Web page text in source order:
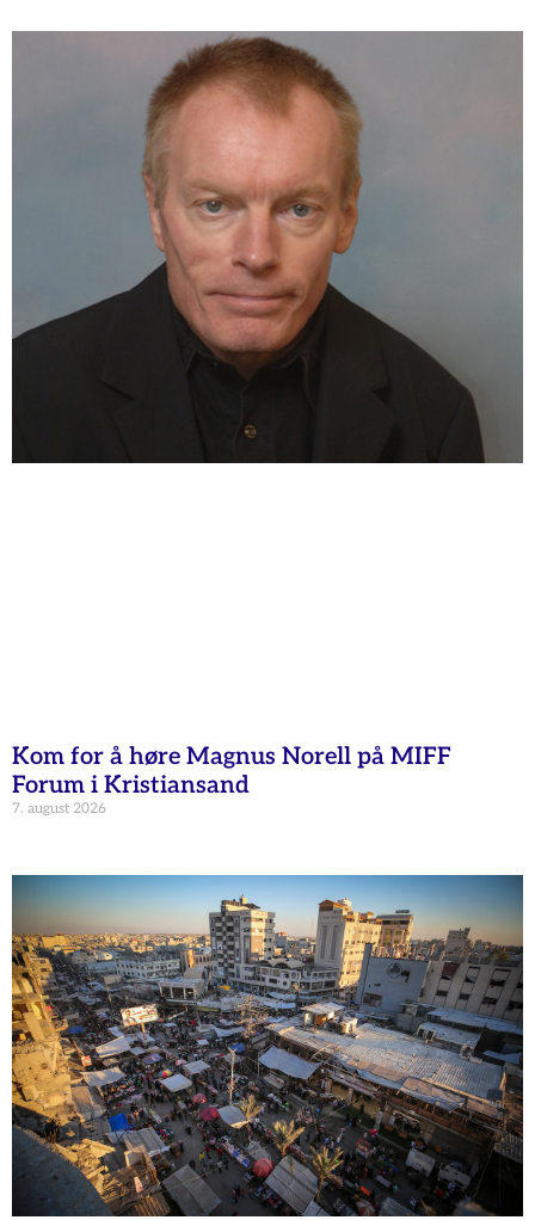
Kom for å høre Magnus Norell på MIFF
Forum i Kristiansand
7. august 2026